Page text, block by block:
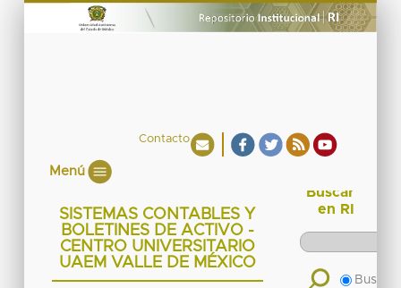
Contacto
Menú
SISTEMAS CONTABLES Y
BOLETINES DE ACTIVO -
CENTRO UNIVERSITARIO
UAEM VALLE DE MÉXICO
Buscar
en RI
Buscar